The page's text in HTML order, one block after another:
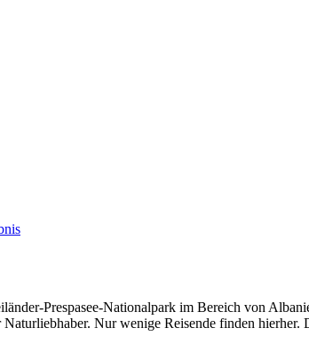
Prespasee-Nationalpark im Bereich von
Nur wenige Reisende finden